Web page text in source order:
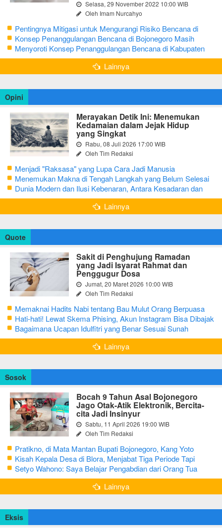
Selasa, 29 November 2022 10:00 WIB
Oleh Imam Nurcahyo
Pentingnya Mitigasi untuk Mengurangi Risiko Bencana di
Bojonegoro
Konsep Penanggulangan Bencana di Bojonegoro Masih
Mengutamakan Tanggap Darurat
Menyoroti Konsep Penanggulangan Bencana di Kabupaten
Bojonegoro
Lainnya
Opini
Merayakan Detik Ini: Menemukan
Kedamaian dalam Jejak Hidup
yang Singkat
Rabu, 08 Juli 2026 17:00 WIB
Oleh Tim Redaksi
Menjadi "Raksasa" yang Lupa Cara Jadi Manusia
Menemukan Makna di Tengah Langkah yang Belum Selesai
Dunia Modern dan Ilusi Kebenaran, Antara Kesadaran dan
terjebak Tipu Daya
Lainnya
Quote
Sakit di Penghujung Ramadan
yang Jadi Isyarat Rahmat dan
Penggugur Dosa
Jumat, 20 Maret 2026 10:00 WIB
Oleh Tim Redaksi
Memaknai Hadits Nabi tentang Bau Mulut Orang Berpuasa
Secara Bijak Agar Tidak Menggangu
Hati-hati! Lewat Skema Phising, Akun Instagram Bisa Dibajak
Kurang dari 3 Menit
Bagaimana Ucapan Idulfitri yang Benar Sesuai Sunah
Rasulullah
Lainnya
Sosok
Bocah 9 Tahun Asal Bojonegoro
Jago Otak-Atik Elektronik, Bercita-
cita Jadi Insinyur
Sabtu, 11 April 2026 19:00 WIB
Oleh Tim Redaksi
Pratikno, di Mata Mantan Bupati Bojonegoro, Kang Yoto
Kisah Kepala Desa di Blora, Menjabat Tiga Periode Tapi
Masih Hidup Sederhana
Setyo Wahono: Saya Belajar Pengabdian dari Orang Tua
Lainnya
Eksis